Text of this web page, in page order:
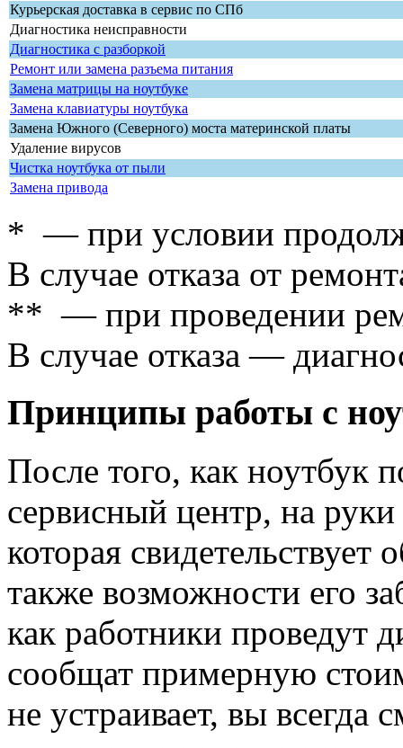
Курьерская доставка в сервис по СПб
Диагностика неисправности
Диагностика с разборкой
Ремонт или замена разъема питания
Замена матрицы на ноутбуке
Замена клавиатуры ноутбука
Замена Южного (Северного) моста материнской платы
Удаление вирусов
Чистка ноутбука от пыли
Замена привода
* — при условии
В случае отказа от
** — при проведении
В случае отказа —
Принципы работы с
После того, как ноутбук
сервисный центр, на
которая свидетельствует
также возможности его
как работники проведут
сообщат примерную
не устраивает, вы всегда